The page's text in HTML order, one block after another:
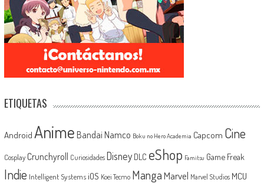
ETIQUETAS
Android Anime Bandai Namco Boku no Hero Academia Capcom Cine
Cosplay Crunchyroll Curiosidades Disney DLC eShop Famitsu Game Freak
Indie Intelligent Systems iOS Koei Tecmo MangaMarvel Marvel Studios MCU